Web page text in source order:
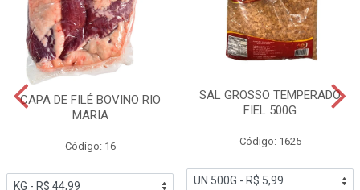
CAPA DE FILÉ BOVINO RIO
MARIA
Código: 16
SAL GROSSO TEMPERADO
FIEL 500G
Código: 1625